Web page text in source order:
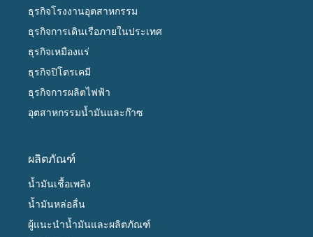
ธุรกิจโรงงานอุตสาหกรรม
ธุรกิจการเดินเรือภายในประเทศ
ธุรกิจเหมืองแร่
ธุรกิจปิโตรเคมี
ธุรกิจการผลิตไฟฟ้า
อุตสาหกรรมน้ำมันและก๊าซ
ผลิตภัณฑ์
น้ำมันเชื้อเพลิง
น้ำมันหล่อลื่น
ผู้แนะนำน้ำมันและผลิตภัณฑ์